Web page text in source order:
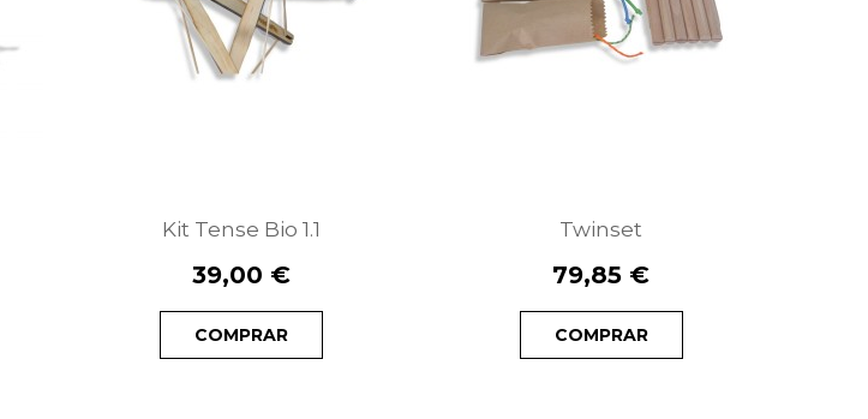
Kit Tense Bio 1.1
39,00 €
COMPRAR
Twinset
79,85 €
COMPRAR